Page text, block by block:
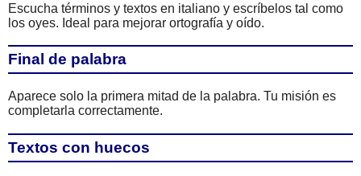
Escucha términos y textos en italiano y escríbelos tal como
los oyes. Ideal para mejorar ortografía y oído.
Final de palabra
Aparece solo la primera mitad de la palabra. Tu misión es
completarla correctamente.
Textos con huecos